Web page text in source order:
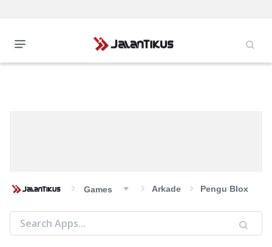
Games Arkade Pengu Blox